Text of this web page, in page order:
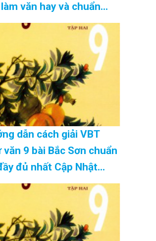
văn hay và chuẩn
Cập Nhật 08/2026
dẫn cách giải VBT
văn 9 bài Bắc Sơn chuẩn
đủ nhất Cập Nhật